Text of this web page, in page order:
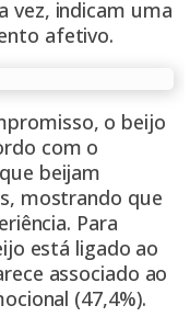
vez, indicam uma
afetivo.
o beijo
com o
beijam
mostrando que
Para
está ligado ao
associado ao
(47,4%).